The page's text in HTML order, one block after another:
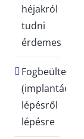
héjakról
tudni
érdemes
Fogbeültetés
(implantáció)
lépésről
lépésre